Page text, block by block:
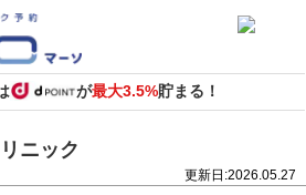
が最大3.5%貯まる！
ニック
更新日:2026.05.27